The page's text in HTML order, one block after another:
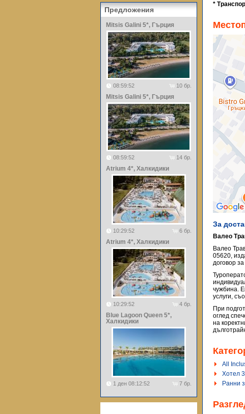
*
За
Валео
Валео
05620,
договор
чужбина.
услуги,
При
оглед
на
All
Хотел
Ранни
Предложения
Mitsis Galini 5*, Гърция
08:59:52 10 бр.
Mitsis Galini 5*, Гърция
08:59:52 14 бр.
Atrium 4*, Халкидики
10:29:52 6 бр.
Atrium 4*, Халкидики
10:29:52 4 бр.
Blue Lagoon Queen 5*,
Халкидики
1 ден 08:12:52 7 бр.